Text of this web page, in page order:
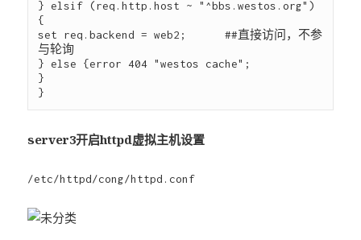
} elsif (req.http.host ~ "^bbs.westos.org")
{
set req.backend = web2;      ##直接访问，不参
与轮询
} else {error 404 "westos cache";
}
server3开启httpd虚拟主机设置
/etc/httpd/cong/httpd.conf